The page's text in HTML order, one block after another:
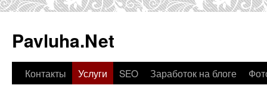
Pavluha.Net
Контакты Услуги SEO Заработок на блоге